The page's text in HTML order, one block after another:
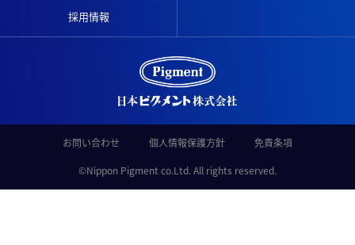
採用情報
お問い合わせ 個人情報保護方針
免責条項
©Nippon Pigment co.Ltd. All rights reserved.